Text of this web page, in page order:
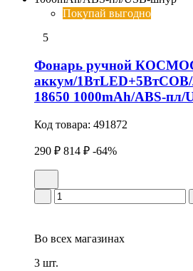
Покупай выгодно
5
Фонарь ручной
аккум/
18650 1000mAh/ABS-пл/
Код товара: 491872
290 ₽ 814 ₽ -64%
Во всех магазинах
3 шт.